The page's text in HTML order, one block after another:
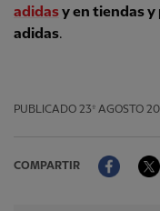
adidasy en tiendas y
adidas.
PUBLICADO 23º AGOSTO
COMPARTIR